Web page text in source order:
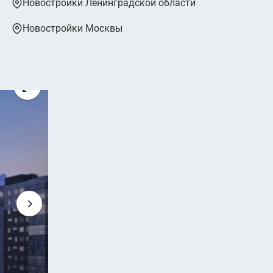
Новостройки Ленинградской области
Новостройки Москвы